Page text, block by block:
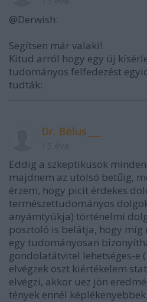
@Derwish:
Segítsen már valaki!
Kitud arról hogy egy új
tudományos felfedezést
tudták:
Dr. Bélus___
Eddig a szkeptikusok
majdnem az utolsó betűig,
érzem, hogy picit érdekes
természettudományos
anyámtyúkja) történelmi
posztoló is belátja, hogy míg
egy tudományosan
gondolatátvitel lehetséges-e
elvégzek oszt kiértékelem
elvégzi, akkor uez jön
tények ennél képlékenyebbek.